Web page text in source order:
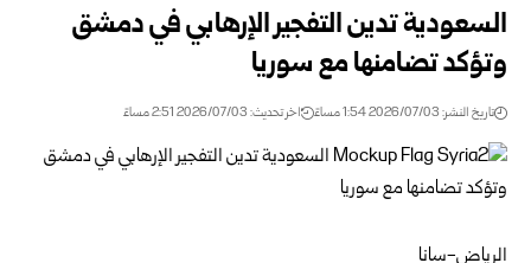
السعودية تدين التفجير الإرهابي في دمشق
وتؤكد تضامنها مع سوريا ‏
تاريخ النشر: 2026/07/03 1:54 مساءً اخر تحديث: 2026/07/03 2:51 مساءً
الرياض-سانا ‏